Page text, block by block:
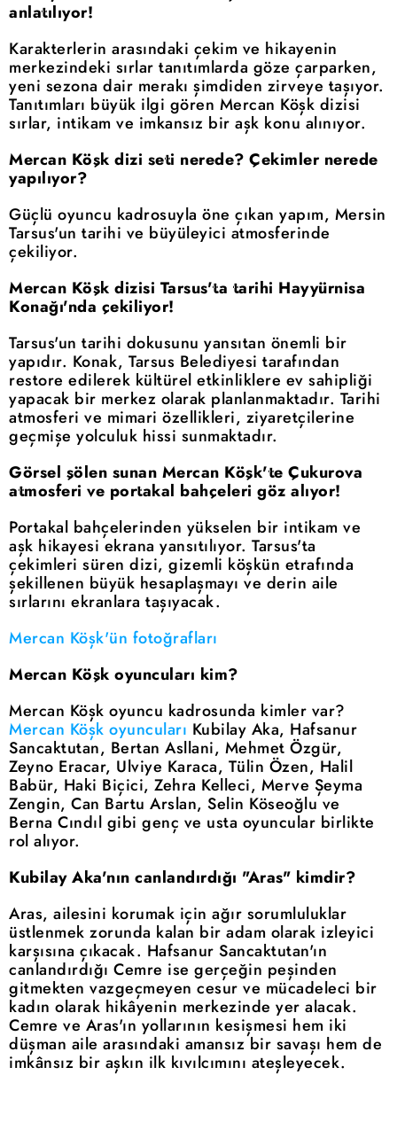
anlatılıyor!
Karakterlerin arasındaki çekim ve hikayenin
merkezindeki sırlar tanıtımlarda göze çarparken,
yeni sezona dair merakı şimdiden zirveye taşıyor.
Tanıtımları büyük ilgi gören Mercan Köşk dizisi
sırlar, intikam ve imkansız bir aşk konu alınıyor.
Mercan Köşk dizi seti nerede? Çekimler nerede
yapılıyor?
Güçlü oyuncu kadrosuyla öne çıkan yapım, Mersin
Tarsus'un tarihi ve büyüleyici atmosferinde
çekiliyor.
Mercan Köşk dizisi Tarsus'ta tarihi Hayyürnisa
Konağı'nda çekiliyor!
Tarsus'un tarihi dokusunu yansıtan önemli bir
yapıdır. Konak, Tarsus Belediyesi tarafından
restore edilerek kültürel etkinliklere ev sahipliği
yapacak bir merkez olarak planlanmaktadır. Tarihi
atmosferi ve mimari özellikleri, ziyaretçilerine
geçmişe yolculuk hissi sunmaktadır.
Görsel şölen sunan Mercan Köşk'te Çukurova
atmosferi ve portakal bahçeleri göz alıyor!
Portakal bahçelerinden yükselen bir intikam ve
aşk hikayesi ekrana yansıtılıyor. Tarsus'ta
çekimleri süren dizi, gizemli köşkün etrafında
şekillenen büyük hesaplaşmayı ve derin aile
sırlarını ekranlara taşıyacak.
Mercan Köşk'ün fotoğrafları
Mercan Köşk oyuncuları kim?
Mercan Köşk oyuncu kadrosunda kimler var?
Mercan Köşk oyuncuları Kubilay Aka, Hafsanur
Sancaktutan, Bertan Asllani, Mehmet Özgür,
Zeyno Eracar, Ulviye Karaca, Tülin Özen, Halil
Babür, Haki Biçici, Zehra Kelleci, Merve Şeyma
Zengin, Can Bartu Arslan, Selin Köseoğlu ve
Berna Cındıl gibi genç ve usta oyuncular birlikte
rol alıyor.
Kubilay Aka'nın canlandırdığı "Aras" kimdir?
Aras, ailesini korumak için ağır sorumluluklar
üstlenmek zorunda kalan bir adam olarak izleyici
karşısına çıkacak. Hafsanur Sancaktutan'ın
canlandırdığı Cemre ise gerçeğin peşinden
gitmekten vazgeçmeyen cesur ve mücadeleci bir
kadın olarak hikâyenin merkezinde yer alacak.
Cemre ve Aras'ın yollarının kesişmesi hem iki
düşman aile arasındaki amansız bir savaşı hem de
imkânsız bir aşkın ilk kıvılcımını ateşleyecek.